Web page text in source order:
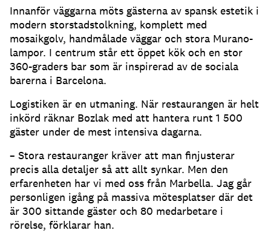
Innanför väggarna möts gästerna av spansk estetik i
modern storstadstolkning, komplett med
mosaikgolv, handmålade väggar och stora Murano-
lampor. I centrum står ett öppet kök och en stor
360-graders bar som är inspirerad av de sociala
barerna i Barcelona.
Logistiken är en utmaning. När restaurangen är helt
inkörd räknar Bozlak med att hantera runt 1 500
gäster under de mest intensiva dagarna.
– Stora restauranger kräver att man finjusterar
precis alla detaljer så att allt synkar. Men den
erfarenheten har vi med oss från Marbella. Jag går
personligen igång på massiva mötesplatser där det
är 300 sittande gäster och 80 medarbetare i
rörelse, förklarar han.